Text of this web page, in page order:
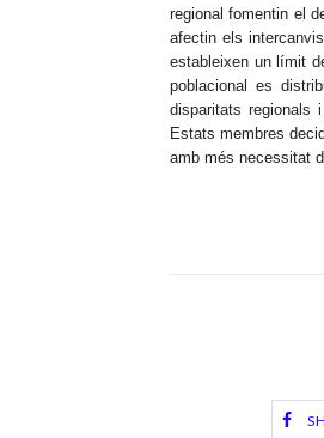
regional fomentin el
afectin els
estableixen un límit
poblacional es
disparitats regionals
Estats membres
amb més necessitat